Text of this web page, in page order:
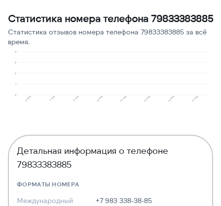
Ошибочный звонок
Статистика номера телефона 79833383885
Статистика отзывов номера телефона 79833383885 за всё
время.
0
1
2
3
4
10.2025 11.2025 12.2025 03.2026 04.2026 05.2026 06.2026 07.2026
Детальная информация о телефоне
79833383885
ФОРМАТЫ НОМЕРА
Международный +7 983 338-38-85